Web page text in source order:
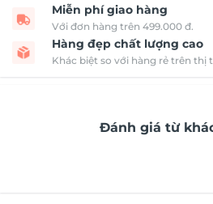
Miễn phí giao hàng
Với đơn hàng trên 499.000 đ.
Hàng đẹp chất lượng cao
Khác biệt so với hàng rẻ trên thị
Đánh giá từ